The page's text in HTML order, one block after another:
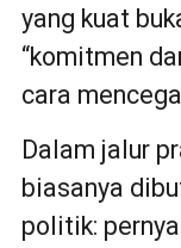
yang kuat
“komitmen
cara
Dalam jalur
biasanya
politik: